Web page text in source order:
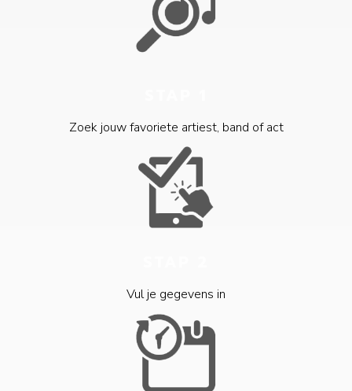
Zoek jouw favoriete artiest, band of act
Vul je gegevens in